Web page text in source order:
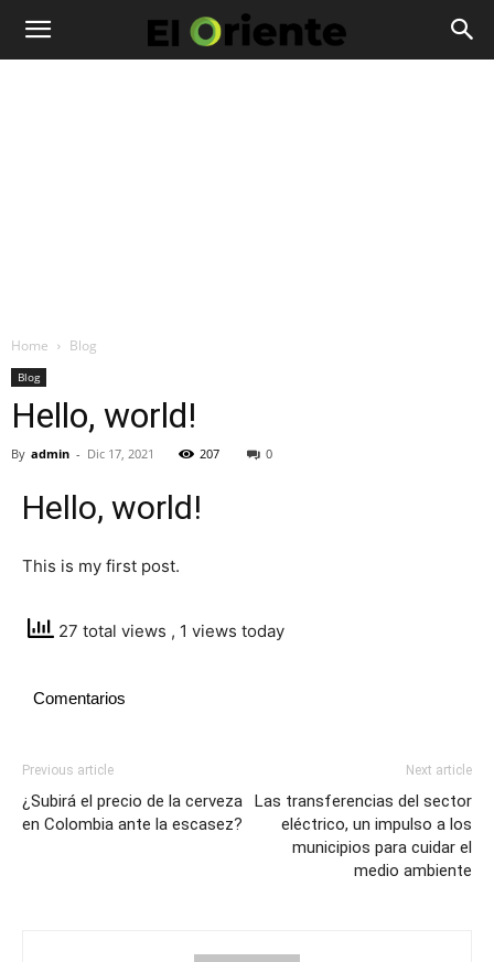
Home Blog
Blog
Hello, world!
By admin - Dic 17, 2021 207 0
Hello, world!
This is my first post.
27 total views , 1 views today
Comentarios
Previous article
¿Subirá el precio de la cerveza
en Colombia ante la escasez?
Next article
Las transferencias del sector
eléctrico, un impulso a los
municipios para cuidar el
medio ambiente